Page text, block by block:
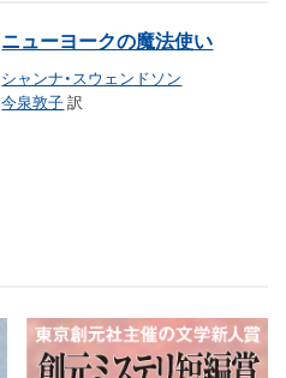
ニューヨークの魔法使い
シャンナ・スウェンドソン
今泉敦子訳